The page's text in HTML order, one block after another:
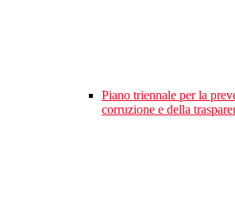
Piano triennale per la
corruzione e della